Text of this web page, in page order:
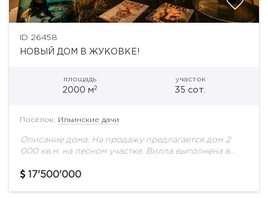
ID 26458
НОВЫЙ ДОМ В ЖУКОВКЕ!
площадь
2000 м2
участок
35 сот.
Посёлок: Ильинские дачи
Описание дома: На продажу предлагается дом 2
000 кв.м. на лесном участке. Вилла выполнена в
высотой около 4 м со...
17'500'000